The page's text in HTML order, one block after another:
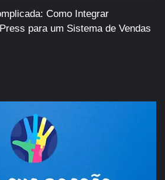
Como Integrar
para um Sistema de Vendas